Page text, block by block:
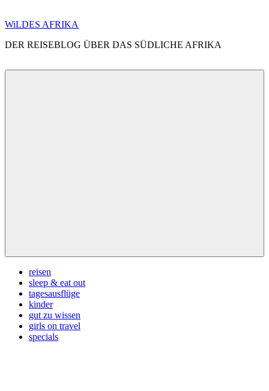
Zum
springen
WiLDES AFRIKA
DER REISEBLOG ÜBER DAS SÜDLICHE AFRIKA
reisen
sleep & eat out
tagesausflüge
kinder
gut zu wissen
girls on travel
specials